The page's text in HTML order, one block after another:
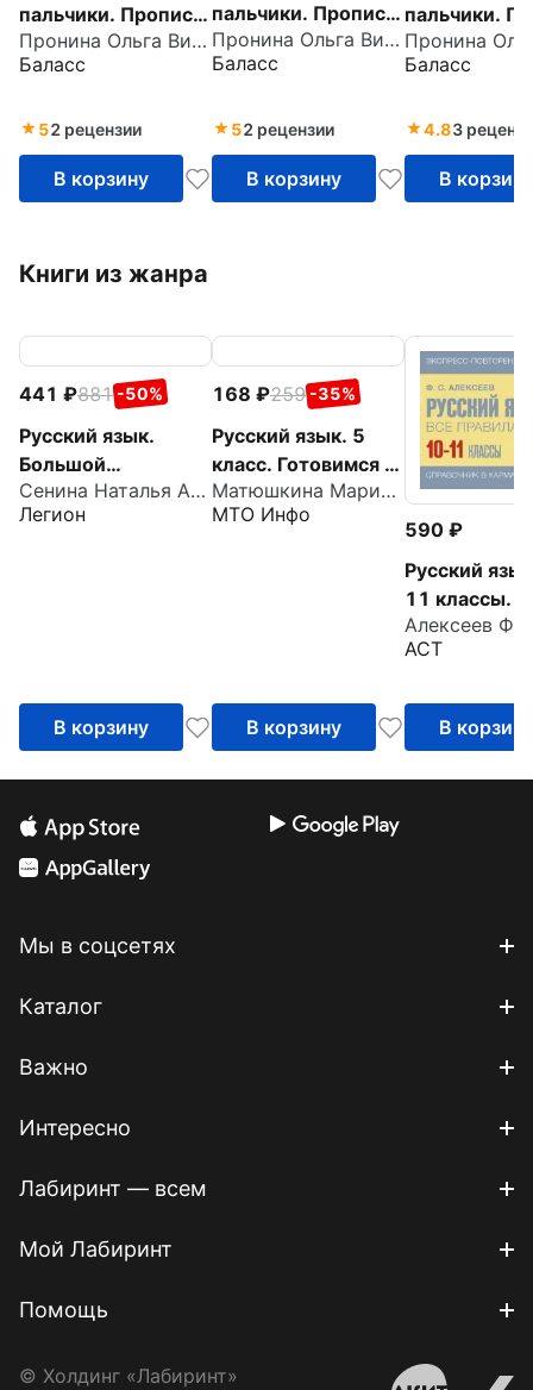
пальчики. Прописи
для
первоклассников.
Пронина Ольга Викторовна
Баласс
52 рецензии
В корзину
пальчики. Прописи
для
первоклассников.
Пронина Ольга Викторовна
Баласс
52 рецензии
В корзину
пальчики.
для
Баласс
4.83
В корзину
Книги из жанра
441 881 -50%
Русский язык.
Большой
справочник для
подготовки к ВПР,
Сенина Наталья Аркадьевна
Легион
В корзину
168 259 -35%
Русский язык. 5
класс. Готовимся к
ОГЭ и ЕГЭ
Матюшкина Мария Евгеньевна
МТО Инфо
В корзину
590
Русский
11 классы.
правила
АСТ
В корзину
Мы в соцсетях
Каталог
Важно
Интересно
Лабиринт — всем
Мой Лабиринт
Помощь
© Холдинг «Лабиринт»